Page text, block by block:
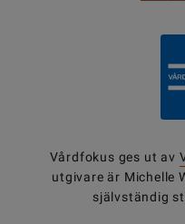
Vårdfokus ges ut av
utgivare är Michelle
självständig